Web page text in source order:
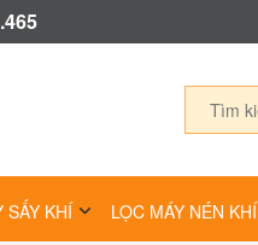
SẤY KHÍ LỌC MÁY NÉN KHÍ